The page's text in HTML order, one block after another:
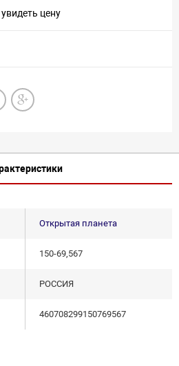
цену
Открытая планета
150-69,567
РОССИЯ
460708299150769567